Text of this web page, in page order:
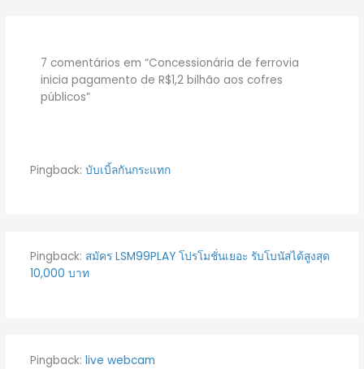
7 comentários em “Concessionária de ferrovia
inicia pagamento de R$1,2 bilhão aos cofres
públicos”
Pingback: บับเบิ้ลกันกระแทก
Pingback: สมัคร LSM99PLAY โปรโมชั่นเยอะ รับโบนัสได้สูงสุด
10,000 บาท
Pingback: live webcam